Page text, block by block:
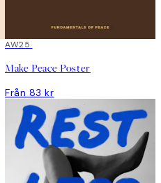
AW25
Make Peace Poster
Från 83 kr